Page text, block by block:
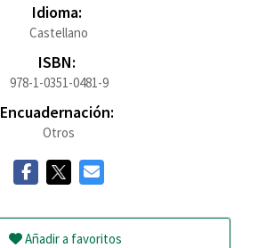
Idioma:
Castellano
ISBN:
978-1-0351-0481-9
Encuadernación:
Otros
Añadir a favoritos